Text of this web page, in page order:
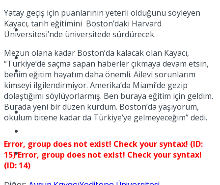
TV
Sinema
Tatil
Spor
Podcast
Yatay geçiş için puanlarının yeterli olduğunu söyleyen
Kayacı, tarih eğitimini Boston’daki Harvard
Üniversitesi’nde üniversitede sürdürecek.
Mezun olana kadar Boston’da kalacak olan Kayacı,
“Türkiye’de saçma sapan haberler çıkmaya devam etsin,
benim eğitim hayatım daha önemli. Ailevi sorunlarım
kimseyi ilgilendirmiyor. Amerika’da Miami’de gezip
dolaştığımı söylüyorlarmış. Ben buraya eğitim için geldim.
Burada yeni bir düzen kurdum. Boston’da yaşıyorum,
okulum bitene kadar da Türkiye’ye gelmeyeceğim” dedi.
Error, group does not exist! Check your syntax! (ID:
15) Error, group does not exist! Check your syntax!
(ID: 14)